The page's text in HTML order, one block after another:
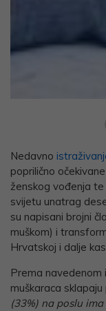
Nedavno
poprilično
ženskog vođenja
svijetu unatrag
su napisani brojni
muškom) i
Hrvatskoj i dalje
Prema navedenom
muškaraca
(33%) na poslu